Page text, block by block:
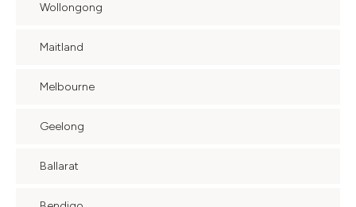
Wollongong
Maitland
Melbourne
Geelong
Ballarat